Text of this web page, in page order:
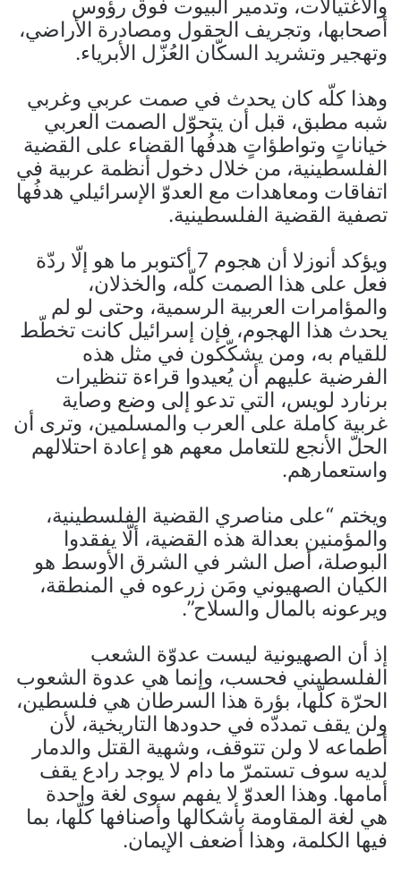
والاغتيالات، وتدمير البيوت فوق رؤوس
أصحابها، وتجريف الحقول ومصادرة الأراضي،
وتهجير وتشريد السكّان العُزّل الأبرياء.
وهذا كلّه كان يحدث في صمت عربي وغربي
شبه مطبق، قبل أن يتحوّل الصمت العربي
خياناتٍ وتواطؤاتٍ هدفُها القضاء على القضية
الفلسطينية، من خلال دخول أنظمة عربية في
اتفاقات ومعاهدات مع العدوّ الإسرائيلي هدفُها
تصفية القضية الفلسطينية.
ويؤكد أنوزلا أن هجوم 7 أكتوبر ما هو إلّا ردّة
فعل على هذا الصمت كلّه، والخذلان،
والمؤامرات العربية الرسمية، وحتى لو لم
يحدث هذا الهجوم، فإن إسرائيل كانت تخطّط
للقيام به، ومن يشكّكون في مثل هذه
الفرضية عليهم أن يُعيدوا قراءة تنظيرات
برنارد لويس، التي تدعو إلى وضع وصاية
غربية كاملة على العرب والمسلمين، وترى أن
الحلّ الأنجع للتعامل معهم هو إعادة احتلالهم
واستعمارهم.
ويختم “على مناصري القضية الفلسطينية،
والمؤمنين بعدالة هذه القضية، ألّا يفقدوا
البوصلة، أصل الشر في الشرق الأوسط هو
الكيان الصهيوني ومَن زرعوه في المنطقة،
ويرعونه بالمال والسلاح”.
إذ أن الصهيونية ليست عدوّة الشعب
الفلسطيني فحسب، وإنما هي عدوة الشعوب
الحرّة كلّها، بؤرة هذا السرطان هي فلسطين،
ولن يقف تمددّه في حدودها التاريخية، لأن
أطماعه لا ولن تتوقف، وشهية القتل والدمار
لديه سوف تستمرّ ما دام لا يوجد رادع يقف
أمامها. وهذا العدوّ لا يفهم سوى لغة واحدة
هي لغة المقاومة بأشكالها وأصنافها كلّها، بما
فيها الكلمة، وهذا أضعف الإيمان.